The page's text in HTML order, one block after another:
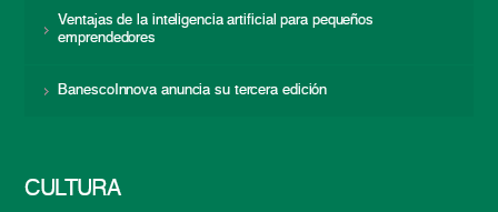
Ventajas de la inteligencia artificial para pequeños
emprendedores
BanescoInnova anuncia su tercera edición
CULTURA